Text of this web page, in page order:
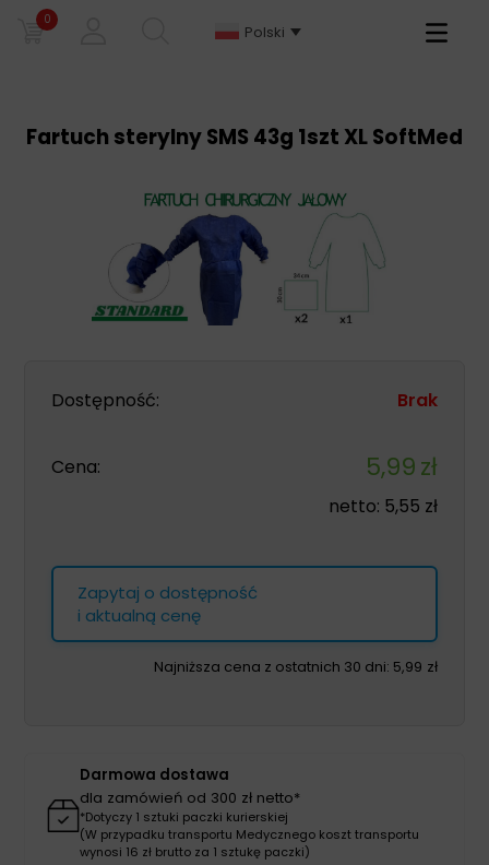
0
Polski
Primary
Fartuch sterylny SMS 43g 1szt XL SoftMed
Dostępność: Brak
Cena: 5,99zł
netto: 5,55 zł
Zapytaj o dostępność
i aktualną cenę
Najniższa cena z ostatnich 30 dni: 5,99 zł
Darmowa dostawa
dla zamówień od 300 zł netto*
*Dotyczy 1 sztuki paczki kurierskiej
(W przypadku transportu Medycznego koszt transportu
wynosi 16 zł brutto za 1 sztukę paczki)